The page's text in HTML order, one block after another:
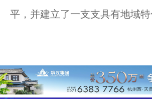
平，并建立了一支支具有地域